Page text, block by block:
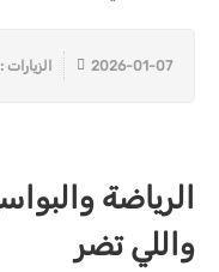
2026-01-07 الزيارات : 719
الرياضة
واللي تضر